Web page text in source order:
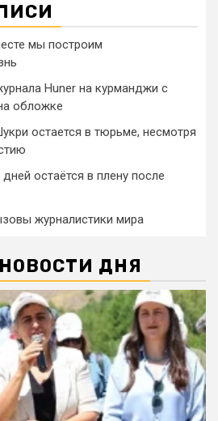
мы построим
Huner на курманджи с
обложке
остается в тюрьме, несмотря
остаётся в плену после
журналистики мира
ДНЯ